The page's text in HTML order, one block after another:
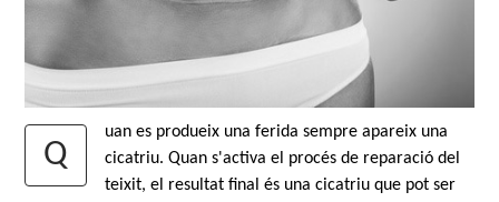
Q
uan es produeix una ferida sempre apareix una
cicatriu. Quan s'activa el procés de reparació del
teixit, el resultat final és una cicatriu que pot ser